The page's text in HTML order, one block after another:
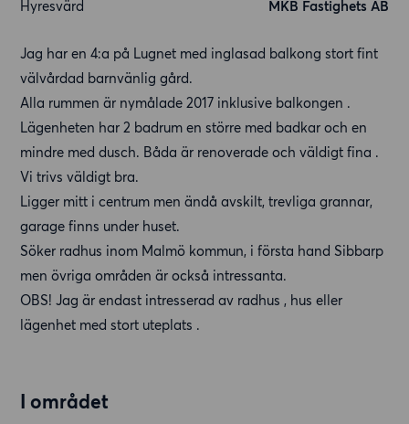
Hyresvärd
MKB Fastighets AB
Jag har en 4:a på Lugnet med inglasad balkong stort fint
välvårdad barnvänlig gård.
Alla rummen är nymålade 2017 inklusive balkongen .
Lägenheten har 2 badrum en större med badkar och en
mindre med dusch. Båda är renoverade och väldigt fina .
Vi trivs väldigt bra.
Ligger mitt i centrum men ändå avskilt, trevliga grannar,
garage finns under huset.
Söker radhus inom Malmö kommun, i första hand Sibbarp
men övriga områden är också intressanta.
OBS! Jag är endast intresserad av radhus , hus eller
lägenhet med stort uteplats .
I området